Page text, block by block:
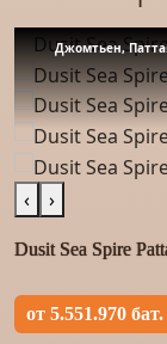
Джомтьен,
‹ ›
Dusit Sea Spire
от 5.551.970 бат.